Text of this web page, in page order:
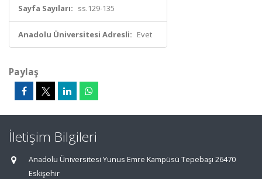
Sayfa Sayıları: ss.129-135
Anadolu Üniversitesi Adresli: Evet
Paylaş
İletişim Bilgileri
Anadolu Üniversitesi Yunus Emre Kampüsü Tepebaşı 26470
Eskişehir